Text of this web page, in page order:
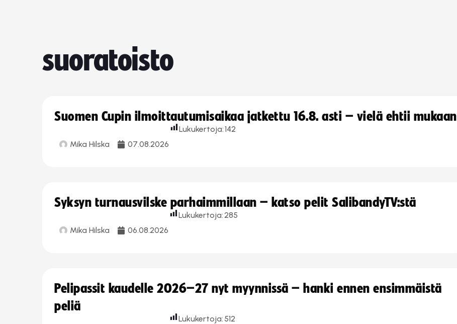
suoratoisto
Suomen Cupin ilmoittautumisaikaa jatkettu 16.8. asti – vielä ehtii mukaan
Mika Hilska 07.08.2026
Lukukertoja:142
Syksyn turnausvilske parhaimmillaan – katso pelit SalibandyTV:stä
Mika Hilska 06.08.2026
Lukukertoja:285
Pelipassit kaudelle 2026–27 nyt myynnissä – hanki ennen ensimmäistä
peliä
Lukukertoja: 512